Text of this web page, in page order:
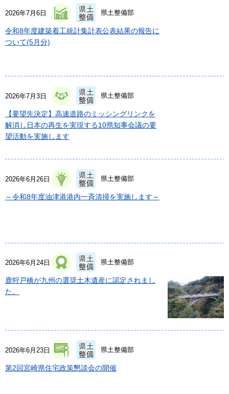
2026年7月6日 県土整備部
令和8年度建築着工統計集計表公表結果の報告に
ついて(5月分)
2026年7月3日 県土整備部
【要望先決定】高速道路のミッシングリンクを
解消し日本の再生を実現する10県知事会議の要
望活動を実施します
2026年6月26日 県土整備部
～令和8年度油津港港内一斉清掃を実施します～
2026年6月24日 県土整備部
鹿狩戸橋が九州の選奨土木遺産に認定されまし
た。
2026年6月23日 県土整備部
第2回宮崎県住宅政策懇談会の開催